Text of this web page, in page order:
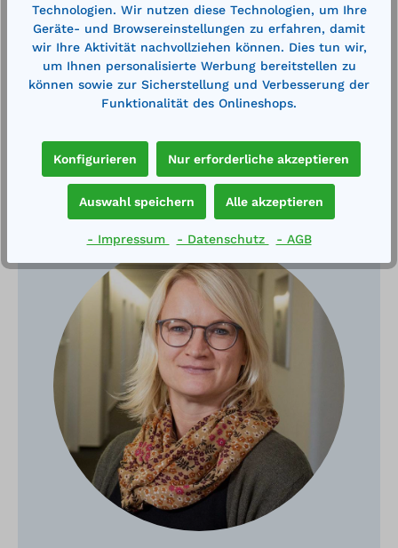
Technische Daten
Technologien. Wir nutzen diese Technologien, um Ihre
Geräte- und Browsereinstellungen zu erfahren, damit
wir Ihre Aktivität nachvollziehen können. Dies tun wir,
um Ihnen personalisierte Werbung bereitstellen zu
können sowie zur Sicherstellung und Verbesserung der
Funktionalität des Onlineshops.
Konfigurieren Nur erforderliche akzeptieren
Auswahl speichern Alle akzeptieren
- Impressum - Datenschutz - AGB